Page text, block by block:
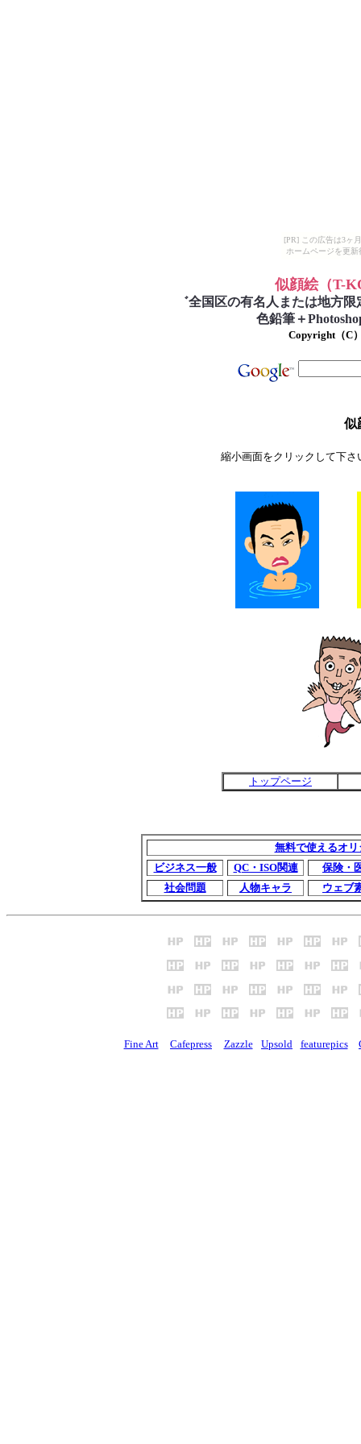
[PR] この広告は3ヶ
ホームページを更
似顔絵（T-
゛全国区の有名人または地方
色鉛筆＋
Copyright（C
似
縮小画面をクリックして下
トップページ
無料で使えるオ
ビジネス一般
QC・ISO関連
保険・
社会問題
人物キャラ ウェブ
Fine Art Cafepress Zazzle Upsold featurepics